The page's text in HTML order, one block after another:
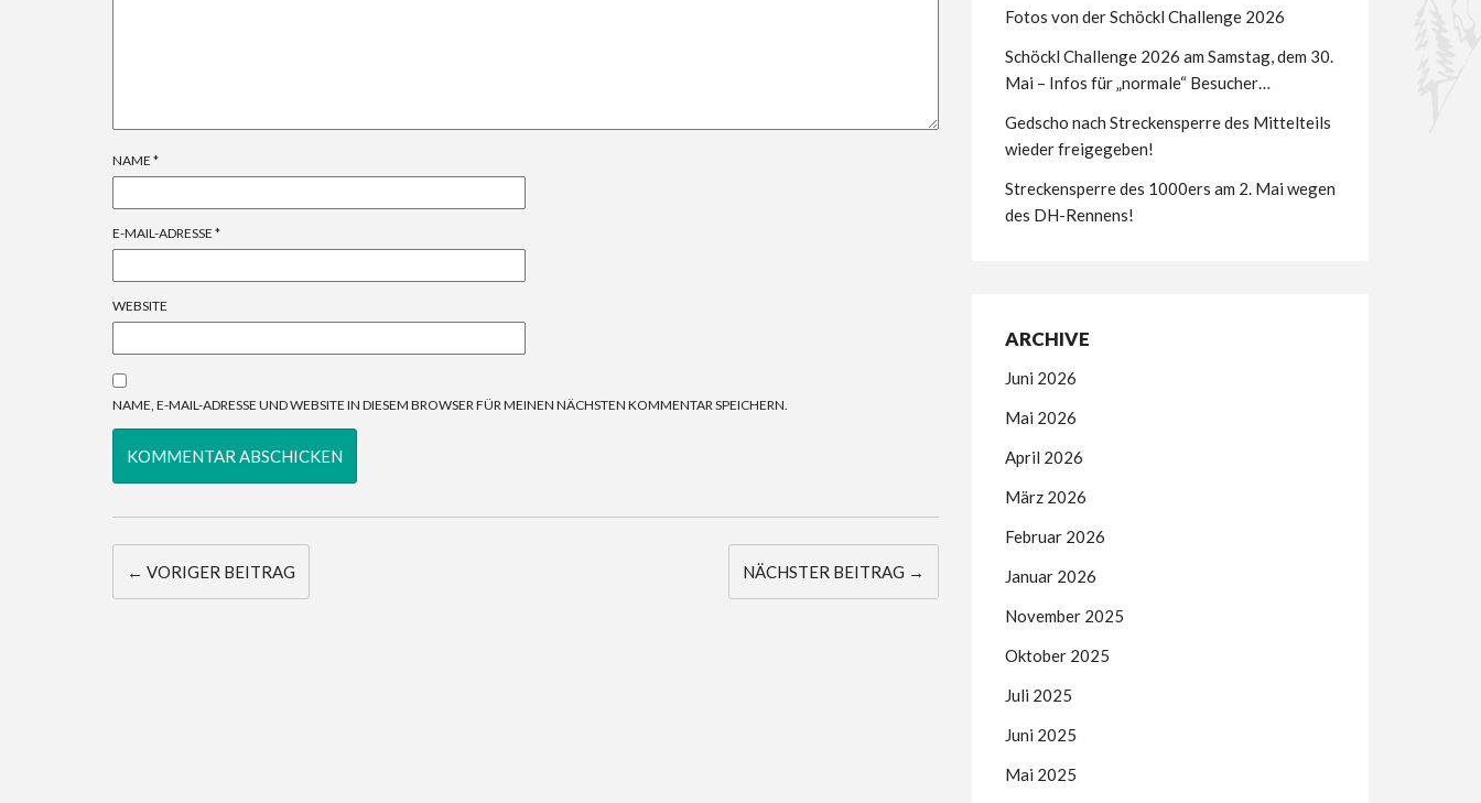
NAME *
E-MAIL-ADRESSE *
WEBSITE
NAME, E-MAIL-ADRESSE UND WEBSITE IN DIESEM BROWSER FÜR MEINEN NÄCHSTEN KOMMENTAR SPEICHERN.
← VORIGER BEITRAG NÄCHSTER BEITRAG →
Fotos von der Schöckl Challenge 2026
Schöckl Challenge 2026 am Samstag, dem 30.
Mai – Infos für „normale“ Besucher…
Gedscho nach Streckensperre des Mittelteils
wieder freigegeben!
Streckensperre des 1000ers am 2. Mai wegen
des DH-Rennens!
ARCHIVE
Juni 2026
Mai 2026
April 2026
März 2026
Februar 2026
Januar 2026
November 2025
Oktober 2025
Juli 2025
Juni 2025
Mai 2025